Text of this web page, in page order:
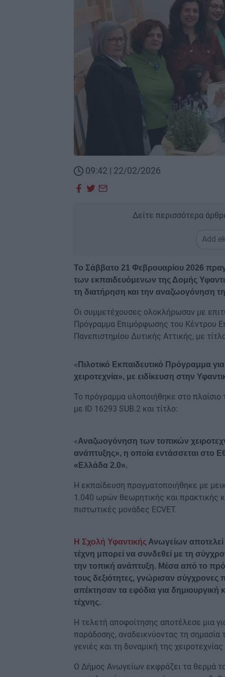
09:42 | 22/02/2026
Δείτε περισσότερα
Add
Το Σάββατο 21 Φεβρουαρίου 2026
των εκπαιδευόμενων της Δομής
τη διατήρηση και την αναζωογόνηση
Οι συμμετέχουσες ολοκλήρωσαν με
Πρόγραμμα Επιμόρφωσης του Κέντρου
Πανεπιστημίου Δυτικής Αττικής, με
« Πιλοτικό Εκπαιδευτικό Πρόγραμμα
χειροτεχνία», με ειδίκευση στην
Το πρόγραμμα υλοποιήθηκε στο
με ID 16293 SUB.2 και τίτλο:
«Αναζωογόνηση των τοπικών
ανάπτυξης», η οποία εντάσσεται στο
«Ελλάδα 2.0».
Η εκπαίδευση πραγματοποιήθηκε με
1.040 ωρών θεωρητικής και πρακτικής
πιστωτικές μονάδες ECVET.
Η Σχολή Υφαντικής Ανωγείων
τέχνη μπορεί να συνδεθεί με τη
την τοπική ανάπτυξη. Μέσα από το
τους δεξιότητες, γνώρισαν σύγχρονες
απέκτησαν τα εφόδια για δημιουργική
τέχνης.
Η τελετή αποφοίτησης αποτέλεσε μια
παράδοσης, αναδεικνύοντας τη
γενιές και τη δυναμική της
Ο Δήμος Ανωγείων εκφράζει τα θερμά